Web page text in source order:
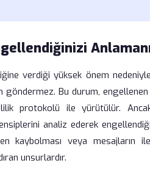
verdiği yüksek önem
Bu durum, engellenen
protokolü ile yürütülür.
analiz ederek
kaybolması veya mesajların
unsurlardır.